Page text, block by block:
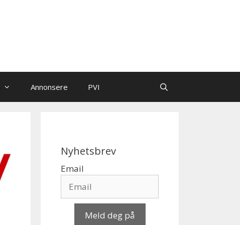
Annonsere PVI
Nyhetsbrev
Email
Meld deg på